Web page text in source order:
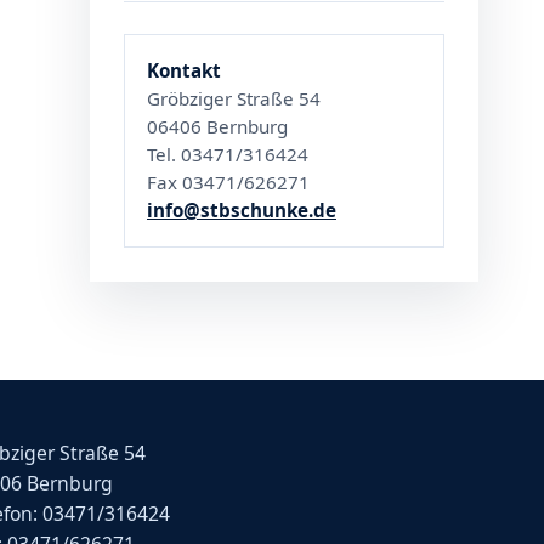
Kontakt
Gröbziger Straße 54
06406 Bernburg
Tel. 03471/316424
Fax 03471/626271
info@stbschunke.de
Straße 54
Bernburg
03471/316424